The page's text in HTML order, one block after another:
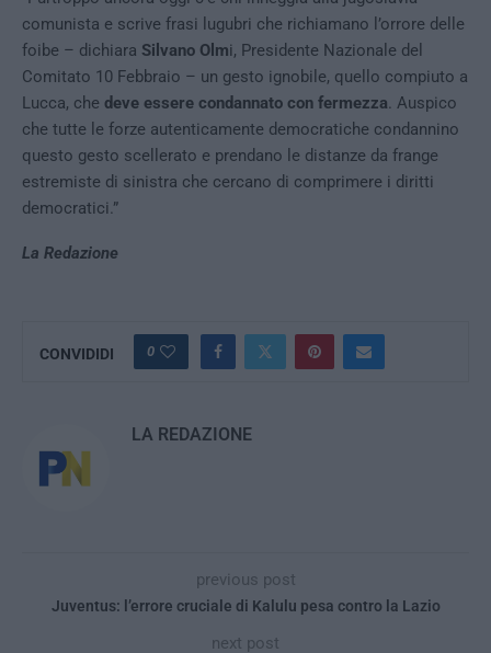
comunista e scrive frasi lugubri che richiamano l’orrore delle
foibe – dichiara Silvano Olmi, Presidente Nazionale del
Comitato 10 Febbraio – un gesto ignobile, quello compiuto a
Lucca, che deve essere condannato con fermezza. Auspico
che tutte le forze autenticamente democratiche condannino
questo gesto scellerato e prendano le distanze da frange
estremiste di sinistra che cercano di comprimere i diritti
democratici.”
La Redazione
CONVIDIDI 0
LA REDAZIONE
previous post
Juventus: l’errore cruciale di Kalulu pesa contro la Lazio
next post